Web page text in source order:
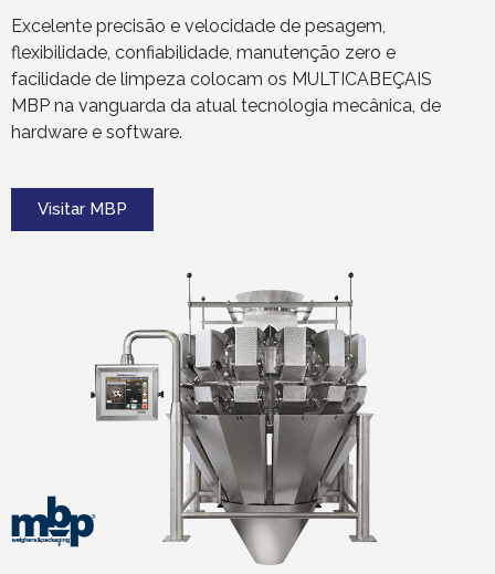
Excelente precisão e velocidade de pesagem,
flexibilidade, confiabilidade, manutenção zero e
facilidade de limpeza colocam os MULTICABEÇAIS
MBP na vanguarda da atual tecnologia mecânica, de
hardware e software.
Visitar MBP